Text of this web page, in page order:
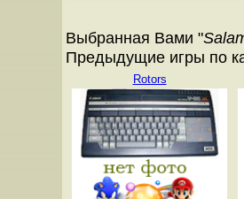
Выбранная Вами "
Предыдущие игры по
Rotors